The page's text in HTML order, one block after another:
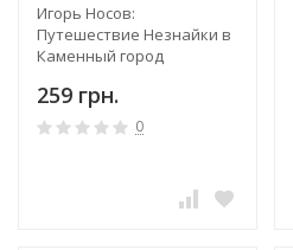
Игорь Носов:
Путешествие Незнайки в
Каменный город
259 грн.
0